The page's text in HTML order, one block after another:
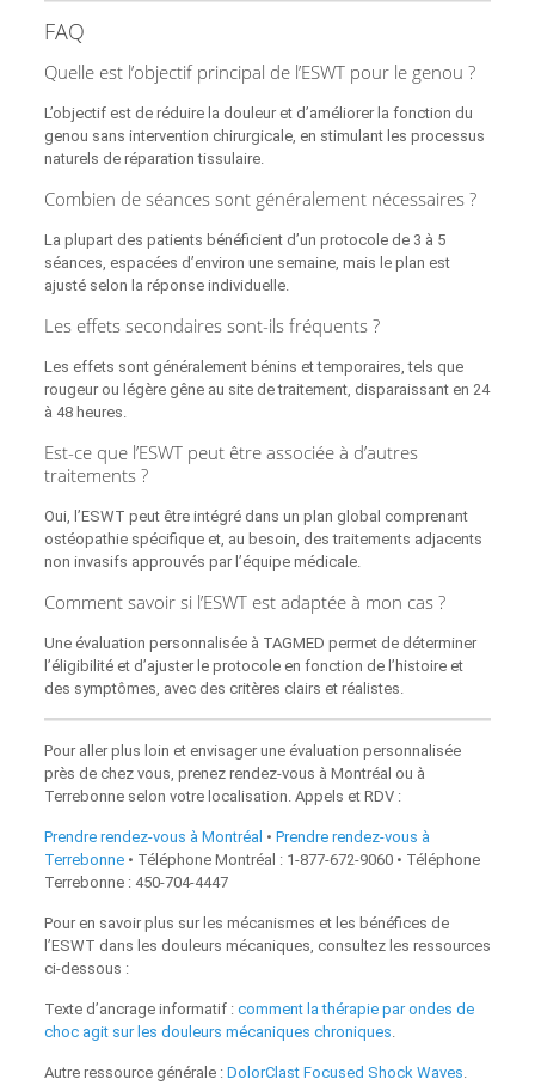
FAQ
Quelle est l’objectif principal de l’ESWT pour le genou ?
L’objectif est de réduire la douleur et d’améliorer la fonction du
genou sans intervention chirurgicale, en stimulant les processus
naturels de réparation tissulaire.
Combien de séances sont généralement nécessaires ?
La plupart des patients bénéficient d’un protocole de 3 à 5
séances, espacées d’environ une semaine, mais le plan est
ajusté selon la réponse individuelle.
Les effets secondaires sont-ils fréquents ?
Les effets sont généralement bénins et temporaires, tels que
rougeur ou légère gêne au site de traitement, disparaissant en 24
à 48 heures.
Est-ce que l’ESWT peut être associée à d’autres
traitements ?
Oui, l’ESWT peut être intégré dans un plan global comprenant
ostéopathie spécifique et, au besoin, des traitements adjacents
non invasifs approuvés par l’équipe médicale.
Comment savoir si l’ESWT est adaptée à mon cas ?
Une évaluation personnalisée à TAGMED permet de déterminer
l’éligibilité et d’ajuster le protocole en fonction de l’histoire et
des symptômes, avec des critères clairs et réalistes.
Pour aller plus loin et envisager une évaluation personnalisée
près de chez vous, prenez rendez-vous à Montréal ou à
Terrebonne selon votre localisation. Appels et RDV :
Prendre rendez-vous à Montréal • Prendre rendez‑vous à
Terrebonne• Téléphone Montréal : 1‑877‑672‑9060 • Téléphone
Terrebonne : 450‑704‑4447
Pour en savoir plus sur les mécanismes et les bénéfices de
l’ESWT dans les douleurs mécaniques, consultez les ressources
ci‑dessous :
Texte d’ancrage informatif : comment la thérapie par ondes de
choc agit sur les douleurs mécaniques chroniques.
Autre ressource générale : DolorClast Focused Shock Waves.